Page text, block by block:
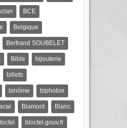
BCE
Belgique
Bertrand SOUBELET
Bible bijouterie
billets
binôme biphobie
Blamont Blanc
bloctel.gouv.fr